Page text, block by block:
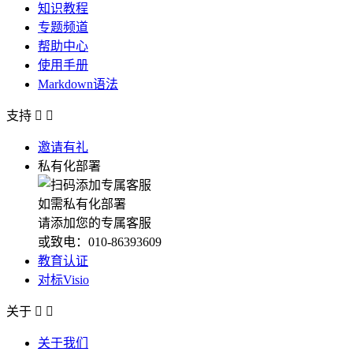
知识教程
专题频道
帮助中心
使用手册
Markdown语法
支持  
邀请有礼
私有化部署
如需私有化部署
请添加您的专属客服
或致电：010-86393609
教育认证
对标Visio
关于  
关于我们